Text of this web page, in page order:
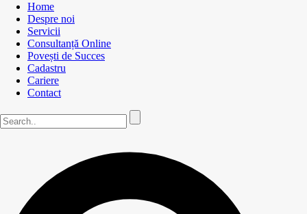
Home
Despre noi
Servicii
Consultanță Online
Povești de Succes
Cadastru
Cariere
Contact